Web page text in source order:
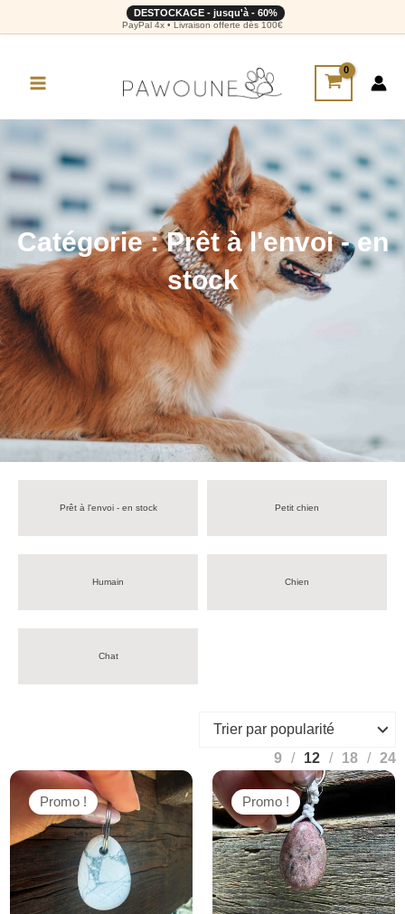
DESTOCKAGE - jusqu'à - 60%
PayPal 4x • Livraison offerte dès 100€
Catégorie : Prêt à l'envoi - en
stock
Prêt à l'envoi - en stock Petit chien
Humain Chien
Chat
9 12 18 24
Promo ! Promo !